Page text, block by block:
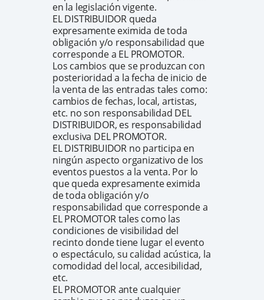
en la legislación vigente.
EL DISTRIBUIDOR queda
expresamente eximida de toda
obligación y/o responsabilidad que
corresponde a EL PROMOTOR.
Los cambios que se produzcan con
posterioridad a la fecha de inicio de
la venta de las entradas tales como:
cambios de fechas, local, artistas,
etc. no son responsabilidad DEL
DISTRIBUIDOR, es responsabilidad
exclusiva DEL PROMOTOR.
EL DISTRIBUIDOR no participa en
ningún aspecto organizativo de los
eventos puestos a la venta. Por lo
que queda expresamente eximida
de toda obligación y/o
responsabilidad que corresponde a
EL PROMOTOR tales como las
condiciones de visibilidad del
recinto donde tiene lugar el evento
o espectáculo, su calidad acústica, la
comodidad del local, accesibilidad,
etc.
EL PROMOTOR ante cualquier